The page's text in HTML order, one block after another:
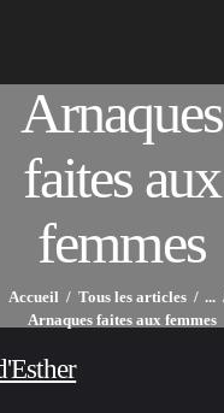
Arnaques
faites aux
femmes
Accueil Tous les articles
...
Arnaques faites aux femmes